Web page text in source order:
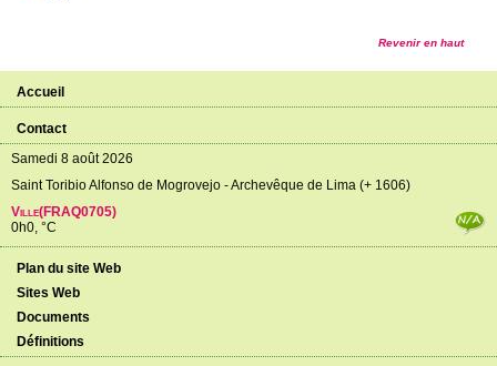
Revenir en haut
Accueil
Contact
Samedi 8 août 2026
Saint Toribio Alfonso de Mogrovejo - Archevêque de Lima (+ 1606)
Ville(FRAQ0705)
0h0, °C
Plan du site Web
Sites Web
Documents
Définitions